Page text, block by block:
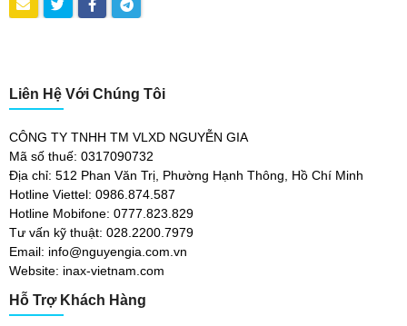
Liên Hệ Với Chúng Tôi
CÔNG TY TNHH TM VLXD NGUYỄN GIA
Mã số thuế: 0317090732
Địa chỉ: 512 Phan Văn Trị, Phường Hạnh Thông, Hồ Chí Minh
Hotline Viettel: 0986.874.587
Hotline Mobifone: 0777.823.829
Tư vấn kỹ thuật: 028.2200.7979
Email: info@nguyengia.com.vn
Website: inax-vietnam.com
Hỗ Trợ Khách Hàng